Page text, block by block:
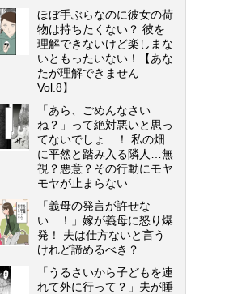
ほぼ手ぶらなのに彼女の荷
物は持ちたくない？ 彼を
理解できないけど楽しまな
いともったいない！【あな
たが理解できません
Vol.8】
「あら、ごめんなさい
ね？」って絶対悪いと思っ
てないでしょ…！ 私の畑
に平然と踏み入る隣人…無
視？悪意？その行動にモヤ
モヤが止まらない
「義母の発言が許せな
い…！」嫁が義母に怒り爆
発！ 夫は仕方ないと言う
けれど諦めるべき？
「うるさいから子どもを連
れて外に行って？」夫が睡